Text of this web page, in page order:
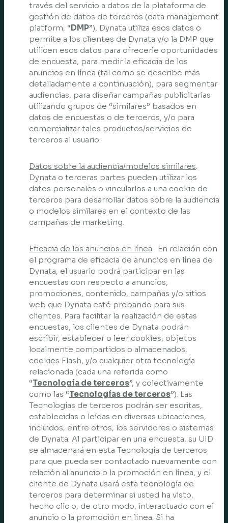
través del servicio a datos de la plataforma de
gestión de datos de terceros (data management
platform, “DMP”), Dynata utiliza esos datos o
permite a los clientes de Dynata y/o la DMP que
utilicen esos datos para ofrecerle oportunidades
de encuesta, para medir la eficacia de los
anuncios en línea (tal como se describe más
detalladamente a continuación), para segmentar
audiencias, para diseñar campañas publicitarias
utilizando grupos de “similares” basados en
datos de encuestas o de terceros, y/o para
comercializar tales productos/servicios de
terceros al usuario.
Datos sobre la audiencia/modelos similares.
Dynata o terceras partes pueden utilizar los
datos personales o vincularlos a una cookie de
terceros para desarrollar datos sobre la audiencia
o modelos similares en el contexto de las
campañas de marketing.
Eficacia de los anuncios en línea. En relación con
el programa de eficacia de anuncios en línea de
Dynata, el usuario podrá participar en las
encuestas con respecto a anuncios,
promociones, contenido, campañas y/o sitios
web que Dynata esté probando para sus
clientes. Para facilitar la realización de estas
encuestas, los clientes de Dynata podrán
escribir, establecer o leer cookies, objetos
localmente compartidos o almacenados,
cookies Flash, y/o cualquier otra tecnología
relacionada (cada una referida como
“Tecnología de terceros”, y colectivamente
como las “Tecnologías de terceros”). Las
Tecnologías de terceros podrán ser escritas,
establecidas o leídas en diversas ubicaciones,
incluidos, entre otros, los servidores o sistemas
de Dynata. Al participar en una encuesta, su UID
se almacenará en esta Tecnología de terceros
para que pueda ser contactado nuevamente con
relación al anuncio o la promoción en línea, y el
cliente de Dynata usará esta tecnología de
terceros para determinar si usted ha visto,
hecho clic o, de otro modo, interactuado con el
anuncio o la promoción en línea. Si ha